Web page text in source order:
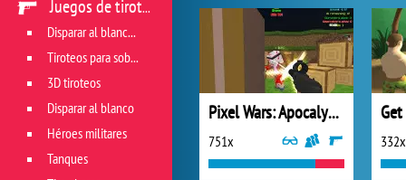
Pixel Wars: Apocalypse Zombie
751x 332x
Juegos de tiroteo
Disparar al blanco vivo
Tiroteos para sobrevivir
3D tiroteos
Disparar al blanco
Héroes militares
Tanques